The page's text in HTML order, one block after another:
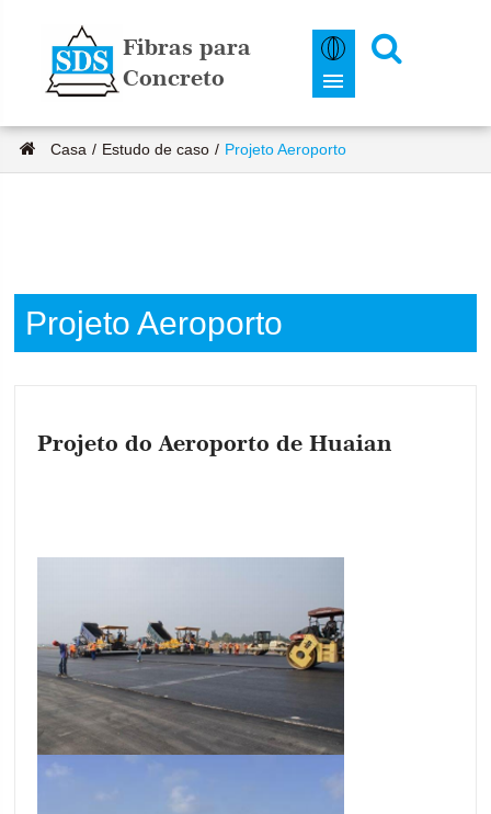
Fibras para
Concreto
Casa Estudo de caso Projeto Aeroporto
Projeto Aeroporto
Projeto do Aeroporto de Huaian